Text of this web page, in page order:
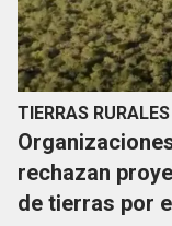
TIERRAS RURALES
rechazan
de tierras por